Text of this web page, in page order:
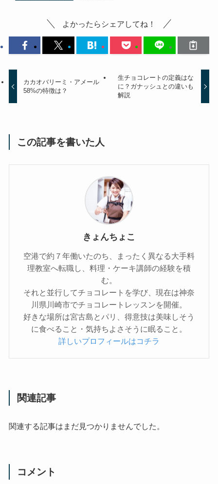
よかったらシェアしてね！
カカオバリーミ・アメール
58%の特徴は？
生チョコレートの定義はな
に？ガナッシュとの違いも
解説
この記事を書いた人
きょんちょこ
空港で約７年働いたのち、まったく異なる大手料
理教室へ転職し、料理・ケーキ講師の経験を積
む。
それと並行してチョコレートを学び、現在は神奈
川県川崎市でチョコレートレッスンを開催。
好きな場所は宮古島とパリ、得意技は美味しそう
に食べること・気持ちよさそうに眠ること。
詳しいプロフィールはコチラ
関連記事
関連する記事はまだ見つかりませんでした。
コメント